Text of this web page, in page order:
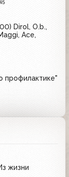
Music, Pepsi
Dirol, O.b.,
Ace,
профилактике"
жизни